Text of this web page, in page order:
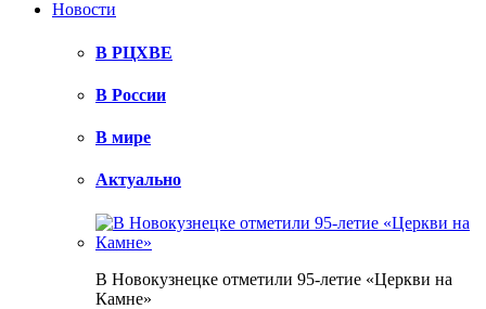
Новости
В РЦХВЕ
В России
В мире
Актуально
В Новокузнецке отметили 95-летие «Церкви на
Камне»